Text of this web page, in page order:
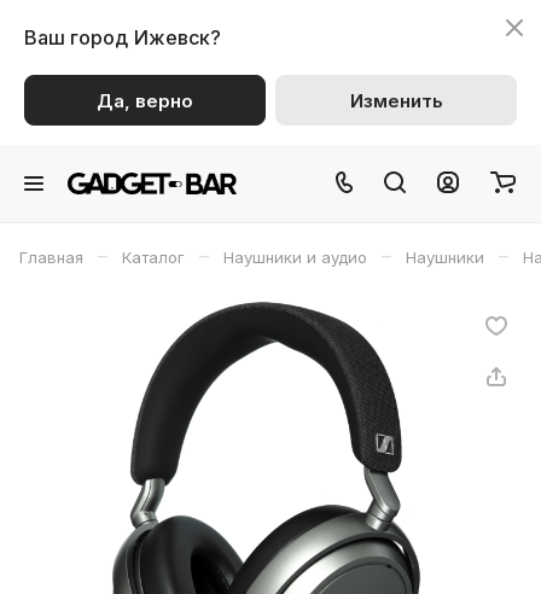
Ваш город Ижевск?
Да, верно Изменить
Главная – Каталог – Наушники и аудио – Наушники –